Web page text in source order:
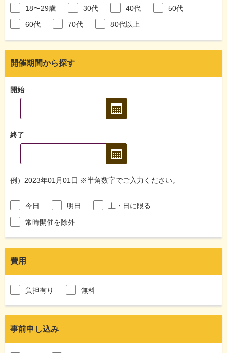
18〜29歳
30代 40代
50代
60代
70代 80代以上
開催期間から探す
開始
終了
例）2023年01月01日 ※半角数字でご入力ください。
今日 明日
土・日に限る
常時開催を除外
費用
負担有り 無料
事前申し込み